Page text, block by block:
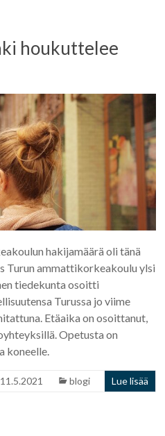
houkuttelee
hakijamäärä oli tänä
Turun ammattikorkeakoulu ylsi
tiedekunta osoitti
Turussa jo viime
Etäaika on osoittanut,
Opetusta on
koneelle.
11.5.2021 blogi Lue lisää